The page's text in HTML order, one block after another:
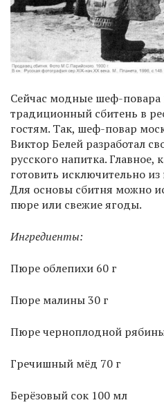
Сейчас модные шеф-повара
традиционный сбитень в
гостям. Так, шеф-повар
Виктор Белей разработал
русского напитка. Главное,
готовить исключительно
Для основы сбитня можно
пюре или свежие ягоды.
Ингредиенты:
Пюре облепихи 60 г
Пюре малины 30 г
Пюре черноплодной
Гречишный мёд 70 г
Берёзовый сок 100 мл